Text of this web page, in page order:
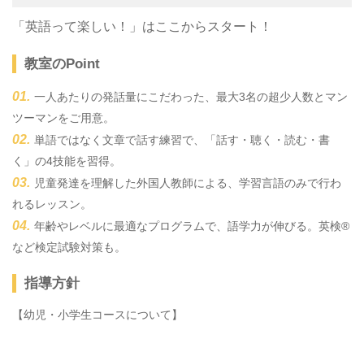
「英語って楽しい！」はここからスタート！
教室のPoint
一人あたりの発話量にこだわった、最大3名の超少人数とマン
ツーマンをご用意。
単語ではなく文章で話す練習で、「話す・聴く・読む・書
く」の4技能を習得。
児童発達を理解した外国人教師による、学習言語のみで行わ
れるレッスン。
年齢やレベルに最適なプログラムで、語学力が伸びる。英検®
など検定試験対策も。
指導方針
【幼児・小学生コースについて】